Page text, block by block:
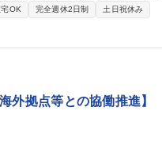
たマーケティング戦略立案と実行
入金確認等 ・現地イベント、店頭
OK 完全週休2日制
土日祝休み
拠点等との協働推進】